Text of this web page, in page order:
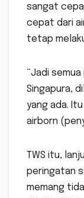
sangat
cepat dari
tetap
“Jadi
Singapura,
yang ada.
airborn
TWS itu,
peringatan
memang